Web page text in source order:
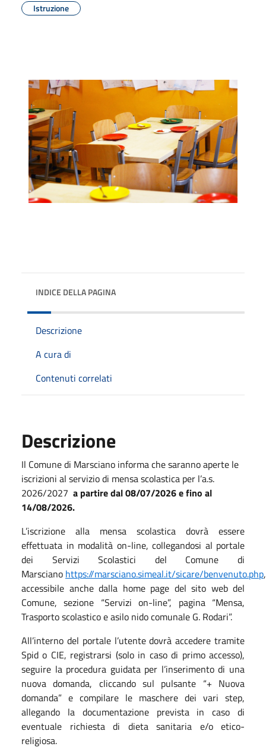
Istruzione
INDICE DELLA PAGINA
Descrizione
A cura di
Contenuti correlati
Descrizione
Il Comune di Marsciano informa che saranno aperte le
iscrizioni al servizio di mensa scolastica per l’a.s.
2026/2027 a partire dal08/07/2026e fino al
14/08/2026.
L’iscrizione alla mensa scolastica dovrà essere
effettuata in modalità on-line, collegandosi al portale
dei Servizi Scolastici del Comune di
Marsciano https://marsciano.simeal.it/sicare/benvenuto.php,
accessibile anche dalla home page del sito web del
Comune, sezione “Servizi on-line”, pagina “Mensa,
Trasporto scolastico e asilo nido comunale G. Rodari”.
All’interno del portale l’utente dovrà accedere tramite
Spid o CIE, registrarsi (solo in caso di primo accesso),
seguire la procedura guidata per l’inserimento di una
nuova domanda, cliccando sul pulsante “+ Nuova
domanda” e compilare le maschere dei vari step,
allegando la documentazione prevista in caso di
eventuale richiesta di dieta sanitaria e/o etico-
religiosa.